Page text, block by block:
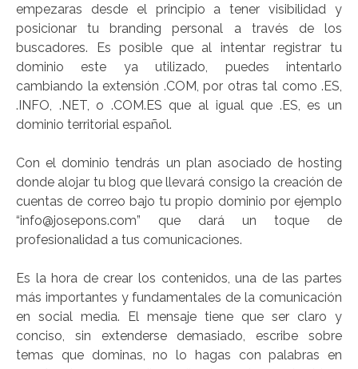
empezaras desde el principio a tener visibilidad y
posicionar tu branding personal a través de los
buscadores. Es posible que al intentar registrar tu
dominio este ya utilizado, puedes intentarlo
cambiando la extensión .COM, por otras tal como .ES,
.INFO, .NET, o .COM.ES que al igual que .ES, es un
dominio territorial español.
Con el dominio tendrás un plan asociado de hosting
donde alojar tu blog que llevará consigo la creación de
cuentas de correo bajo tu propio dominio por ejemplo
“info@josepons.com” que dará un toque de
profesionalidad a tus comunicaciones.
Es la hora de crear los contenidos, una de las partes
más importantes y fundamentales de la comunicación
en social media. El mensaje tiene que ser claro y
conciso, sin extenderse demasiado, escribe sobre
temas que dominas, no lo hagas con palabras en